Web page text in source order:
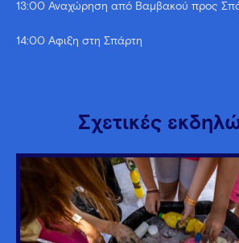
13:00 Αναχώρηση από Βαμβακού προς
14:00 Άφιξη στη Σπάρτη
Σχετικές